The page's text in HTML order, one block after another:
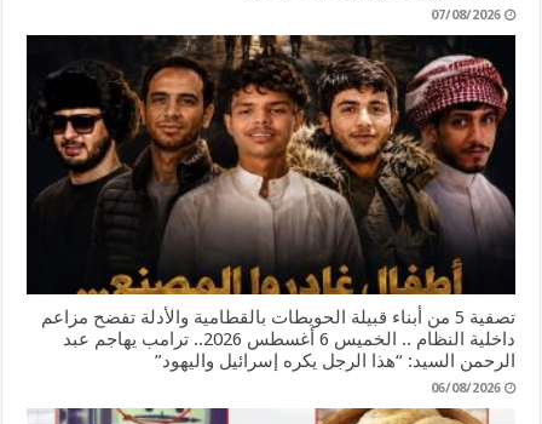
07/08/2026
تصفية 5 من أبناء قبيلة الحويطات بالقطامية والأدلة تفضح مزاعم
داخلية النظام .. الخميس 6 أغسطس 2026.. ترامب يهاجم عبد
الرحمن السيد: “هذا الرجل يكره إسرائيل واليهود”
06/08/2026